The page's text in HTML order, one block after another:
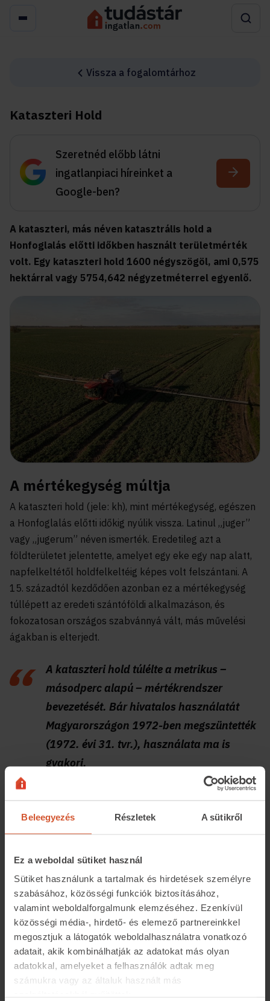
Beleegyezés Részletek A sütikről
Ez a weboldal sütiket használ
Sütiket használunk a tartalmak és hirdetések személyre
szabásához, közösségi funkciók biztosításához,
valamint weboldalforgalmunk elemzéséhez. Ezenkívül
közösségi média-, hirdető- és elemező partnereinkkel
megosztjuk a látogatók weboldalhasználatra vonatkozó
adatait, akik kombinálhatják az adatokat más olyan
adatokkal, amelyeket a felhasználók adtak meg
számukra vagy az általuk használt más
Vissza a fogalomtárhoz
Kataszteri Hold
Szeretnéd előbb látni
ingatlanpiaci híreinket a
Google-ben?
A kataszteri, más néven katasztrális hold a
Honfoglalás előtti időkben használt területmérték
volt. Egy kataszteri hold 1600 négyszögöl, ami 0,575
hektárral vagy 5754,642 négyzetméterrel egyenlő.
A mértékegység múltja
A kataszteri hold (jele: kh), mint mértékegység, egészen
a Honfoglalás előtti időkig nyúlik vissza. Latinul „juger”
vagy „jugerum” néven ismerték. Eredetileg azt a
földterületet jelentette, amelyet egy eke egy nap alatt,
napfelkeltétől holdfelkeltéig képes volt felszántani. A
15. századtól kezdődően azonban ez a mértékegység
túllépett az eredeti szántóföldi alkalmazáson, és
fokozatosan országos szabvánnyá vált, más művelési
ágakban is elterjedt.
A kataszteri hold túlélte a metrikus –
másodperc alapú – mértékrendszer
bevezetését. Bár hivatalos használatát
Magyarországon 1972-ben megszüntették
(1972. évi 31. tvr.), használata ma is
gyakori.
Mit jelent számokban?
Egy kataszteri vagy katasztrális hold 1600 négyszögöl,
ami 0,575 hektárral vagy 5754,642 négyzetméterrel
meg.
Mivel egy osztrák mérföld 4000 ölnek felelt meg, ezért
10 000 kataszteri hold megegyezett egy osztrák
négyszögmérfölddel, vagyis 57,5464 km²-rel.
Megosztás: